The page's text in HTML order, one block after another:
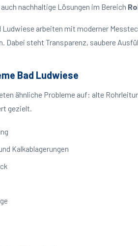
nachhaltige Lösungen im Bereich
Ludwiese arbeiten mit moderner
Dabei steht Transparenz, saubere
Bad Ludwiese
ähnliche Probleme auf: alte
gezielt.
Kalkablagerungen